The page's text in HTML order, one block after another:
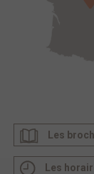
Les
Les